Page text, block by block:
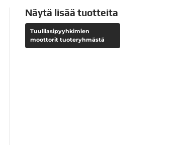
Näytä lisää tuotteita
Tuulilasipyyhkimien
moottorit tuoteryhmästä